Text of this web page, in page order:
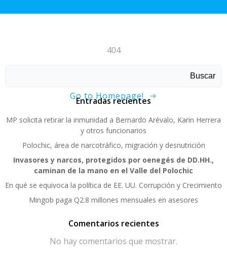
404
Go to Homepage!
Buscar
Entradas recientes
MP solicita retirar la inmunidad a Bernardo Arévalo, Karin Herrera
y otros funcionarios
Polochic, área de narcotráfico, migración y desnutrición
Invasores y narcos, protegidos por oenegés de DD.HH.,
caminan de la mano en el Valle del Polochic
En qué se equivoca la política de EE. UU. Corrupción y Crecimiento
Mingob paga Q2.8 millones mensuales en asesores
Comentarios recientes
No hay comentarios que mostrar.